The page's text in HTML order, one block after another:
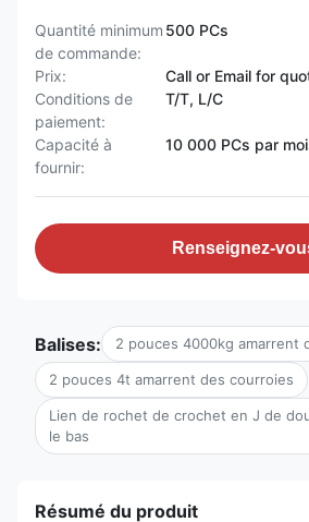
Quantité minimum
de commande:
500 PCs
Prix:
Call or Email for
Conditions de
paiement:
T/T, L/C
Capacité à
fournir:
10 000 PCs par
Renseignez-
Balises: 2 pouces 4000kg amarrent
2 pouces 4t amarrent des courroies
Lien de rochet de crochet en J de
le bas
Résumé du produit